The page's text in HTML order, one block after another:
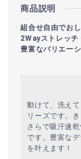
商品説明
組合せ自由でお
2Wayストレッチ
豊富なバリエー
動けて、洗え
リーズです。
さらで吸汗速
です。豊富な
を叶えます！